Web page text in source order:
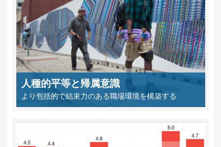
人種的平等と帰属意識
より包括的で結束力のある職場環境を構築する